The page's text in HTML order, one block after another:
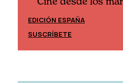
EDICIÓN ESPAÑA
SUSCRÍBETE